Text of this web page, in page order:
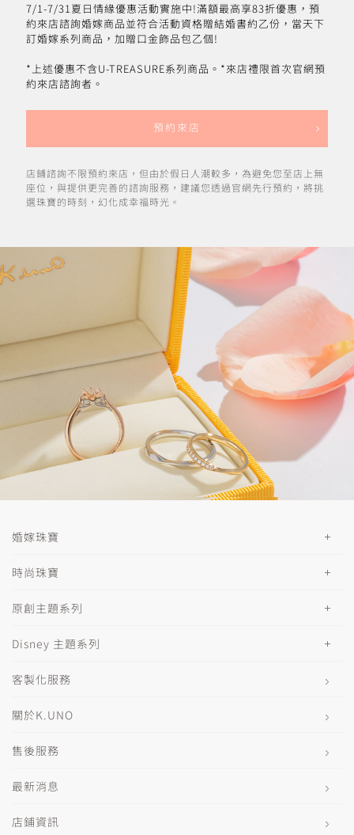
7/1-7/31夏日情緣優惠活動實施中!滿額最高享83折優惠，預
約來店諮詢婚嫁商品並符合活動資格贈結婚書約乙份，當天下
訂婚嫁系列商品，加贈口金飾品包乙個!
*上述優惠不含U-TREASURE系列商品。*來店禮限首次官網預
約來店諮詢者。
預約來店
店鋪諮詢不限預約來店，但由於假日人潮較多，為避免您至店上無
座位，與提供更完善的諮詢服務，建議您透過官網先行預約，將挑
選珠寶的時刻，幻化成幸福時光。
婚嫁珠寶
時尚珠寶
原創主題系列
Disney 主題系列
客製化服務
關於K.UNO
售後服務
最新消息
店鋪資訊